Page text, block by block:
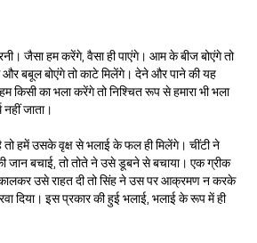
जैसा हम करेंगे, वैसा ही पाएंगे। आम के बीज बोएंगे तो
और बबूल बोएंगे तो काटे मिलेंगे। देने और पाने की यह
किसी का भला करेंगे तो निश्चित रूप से हमारा भी भला
नहीं जाता।
तो हमें उसके वृक्ष से भलाई के फल ही मिलेंगे। चींटी ने
जान बचाई, तो तोते ने उसे डूबने से बचाया। एक ग्रीक
उसे राहत दी तो सिंह ने उस पर आक्रमण न करके
दिया। इस प्रकार की हुई भलाई, भलाई के रूप में ही